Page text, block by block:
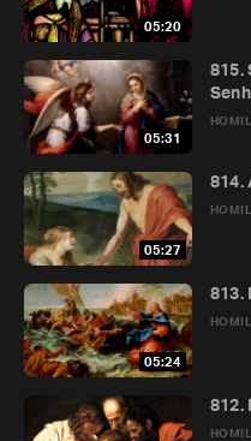
05:20
05:31
815.
05:27
814.
05:24
813.
812.